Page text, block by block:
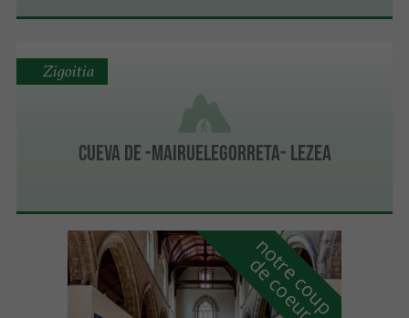
Cueva de -Mairuelegorreta- Lezea
Zigoitia
n
o
t
r
e
c
o
u
p
d
e
c
o
e
u
r